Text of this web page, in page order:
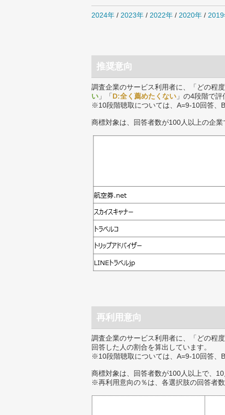
2024年 / 2023年 / 2022年 / 2020年 /
推奨意向
調査企業のサービス利用者に、「どの程
い 」「D:全く薦めたくない 」の4段階で
※10段階聴取については、A=9-10回答、
商標対象は、回答者数が100人以上の企業
再利用意向
調査企業のサービス利用者に、「どの程
回答した人の割合を算出しています。
※10段階聴取については、A=9-10回答、
商標対象は、回答者数が100人以上で、
※再利用意向の％は、各選択肢の回答者